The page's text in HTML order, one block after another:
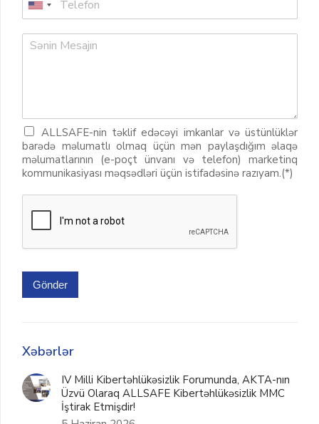
ALLSAFE-nin təklif edəcəyi imkanlar və üstünlüklər
barədə məlumatlı olmaq üçün mən paylaşdığım əlaqə
məlumatlarının (e-poçt ünvanı və telefon) marketinq
kommunikasiyası məqsədləri üçün istifadəsinə razıyam.(*)
Gönder
Xəbərlər
IV Milli Kibertəhlükəsizlik Forumunda, AKTA-nın
Üzvü Olaraq ALLSAFE Kibertəhlükəsizlik MMC
İştirak Etmişdir!